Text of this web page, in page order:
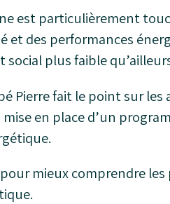
est particulièrement
et des performances
social plus faible
Pierre fait le point sur les
en place d’un
mieux comprendre